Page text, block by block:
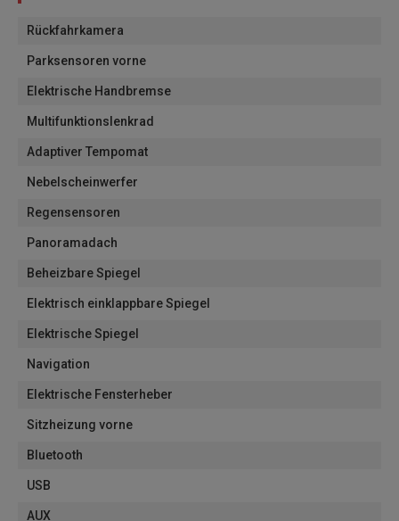
Rückfahrkamera
Parksensoren vorne
Elektrische Handbremse
Multifunktionslenkrad
Adaptiver Tempomat
Nebelscheinwerfer
Regensensoren
Panoramadach
Beheizbare Spiegel
Elektrisch einklappbare Spiegel
Elektrische Spiegel
Navigation
Elektrische Fensterheber
Sitzheizung vorne
Bluetooth
USB
AUX